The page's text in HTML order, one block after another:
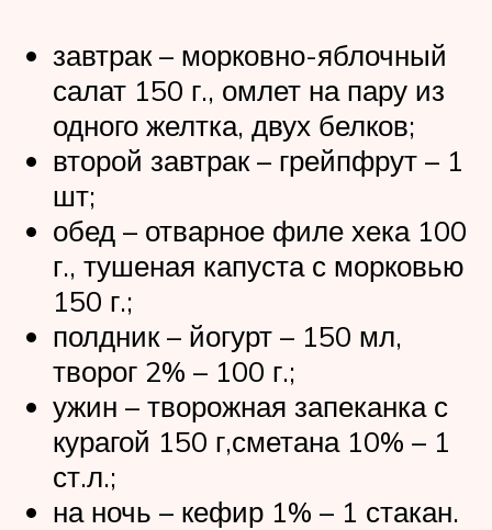
завтрак – морковно-яблочный
салат 150 г., омлет на пару из
одного желтка, двух белков;
второй завтрак – грейпфрут – 1
шт;
обед – отварное филе хека 100
г., тушеная капуста с морковью
150 г.;
полдник – йогурт – 150 мл,
творог 2% – 100 г.;
ужин – творожная запеканка с
курагой 150 г,сметана 10% – 1
ст.л.;
на ночь – кефир 1% – 1 стакан.